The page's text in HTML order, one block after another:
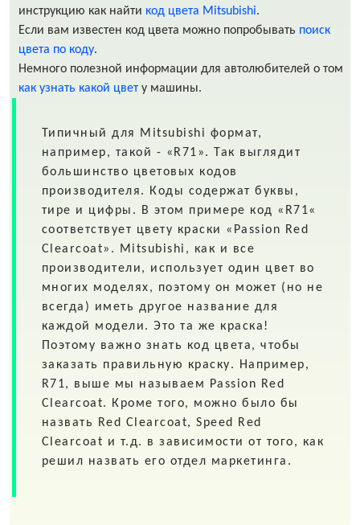
инструкцию как найти код цвета Mitsubishi.
Если вам известен код цвета можно попробывать поиск
цвета по коду.
Немного полезной информации для автолюбителей о том
как узнать какой цвету машины.
Типичный для Mitsubishi формат,
например, такой - «R71». Так выглядит
большинство цветовых кодов
производителя. Коды содержат буквы,
тире и цифры. В этом примере код «R71«
соответствует цвету краски «Passion Red
Clearcoat». Mitsubishi, как и все
производители, использует один цвет во
многих моделях, поэтому он может (но не
всегда) иметь другое название для
каждой модели. Это та же краска!
Поэтому важно знать код цвета, чтобы
заказать правильную краску. Например,
R71, выше мы называем Passion Red
Clearcoat. Кроме того, можно было бы
назвать Red Clearcoat, Speed Red
Clearcoat и т.д. в зависимости от того, как
решил назвать его отдел маркетинга.